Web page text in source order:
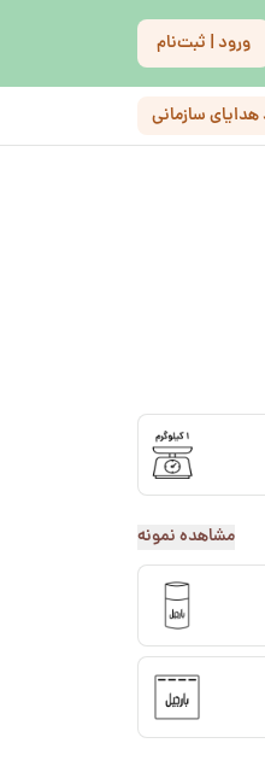
ورود | ثبت‌نام
هدایای سازمانی
مشاهده نمونه